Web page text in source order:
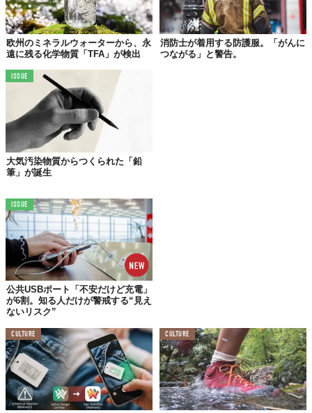
TABI LABO
この世界は、もっと広いはずだ。
欧州のミネラルウォーターから、永
遠に残る化学物質「TFA」が検出
消防士が着用する防護服。「がんに
つながる」と警告。
ISSUE
大気汚染物質からつくられた「鉛
筆」が誕生
ISSUE
公共USBポート「不安だけど充電」
が6割。知る人だけが警戒する“見え
ないリスク”
CULTURE CULTURE